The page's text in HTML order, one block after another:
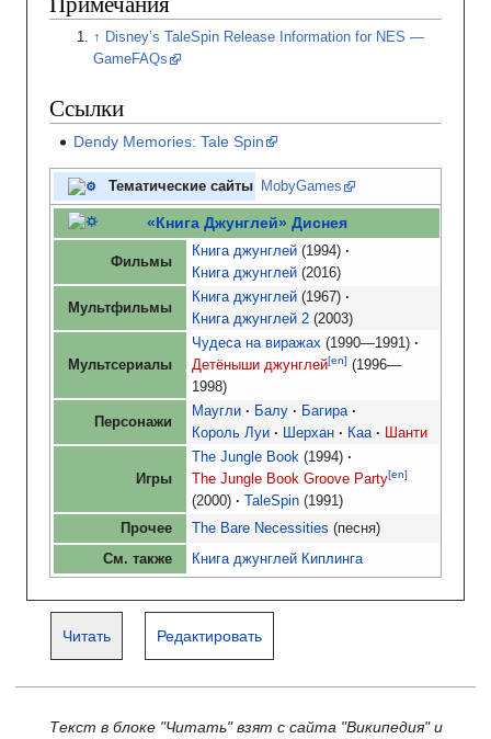
Disney’s TaleSpin Release Information for NES —
GameFAQs
Ссылки
Dendy Memories: Tale Spin
Тематические сайты MobyGames
«Книга Джунглей» Диснея
Фильмы
Книга джунглей (1994) ·
Книга джунглей (2016)
Мультфильмы
Книга джунглей (1967) ·
Книга джунглей 2 (2003)
Мультсериалы
Чудеса на виражах (1990—1991) ·
Детёныши джунглей[en] (1996—
1998)
Персонажи
Маугли · Балу · Багира ·
Король Луи · Шерхан · Каа · Шанти
Игры
The Jungle Book (1994) ·
The Jungle Book Groove Party[en]
(2000) · TaleSpin (1991)
Прочее
The Bare Necessities (песня)
См. также
Книга джунглей Киплинга
Читать Редактировать
Текст в блоке "Читать" взят с сайта "Википедия" и